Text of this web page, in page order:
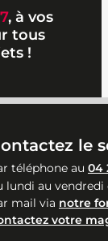
, à vos
tous
!
le
téléphone au 04
lundi au vendredi
mail via notre
votre